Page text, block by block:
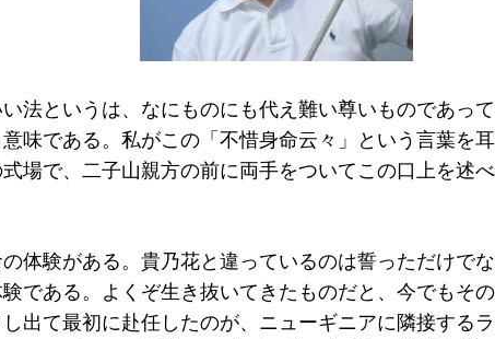
法というは、なにものにも代え難い尊いものであっ
味である。私がこの「不惜身命云々」という言葉を
場で、二子山親方の前に両手をついてこの口上を述
体験がある。貴乃花と違っているのは誓っただけで
である。よくぞ生き抜いてきたものだと、今でもそ
出て最初に赴任したのが、ニューギニアに隣接する